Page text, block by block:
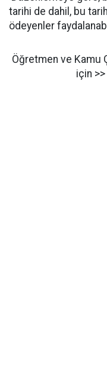
tarihi de dahil, bu
ödeyenler
Öğretmen ve Kamu
için >>